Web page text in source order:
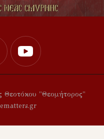
Θεοτόκου "Θεομήτορος"